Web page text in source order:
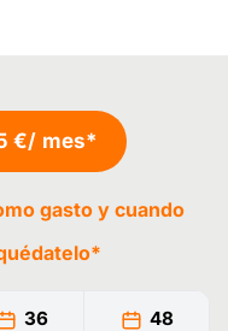
€/ mes*
gasto y cuando
*
36
48